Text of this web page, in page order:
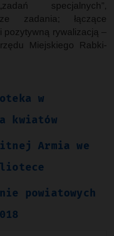
specjalnych”,
zadania; łączące
pozytywną rywalizacją –
Miejskiego Rabki-
w
kwiatów
Armia we
powiatowych